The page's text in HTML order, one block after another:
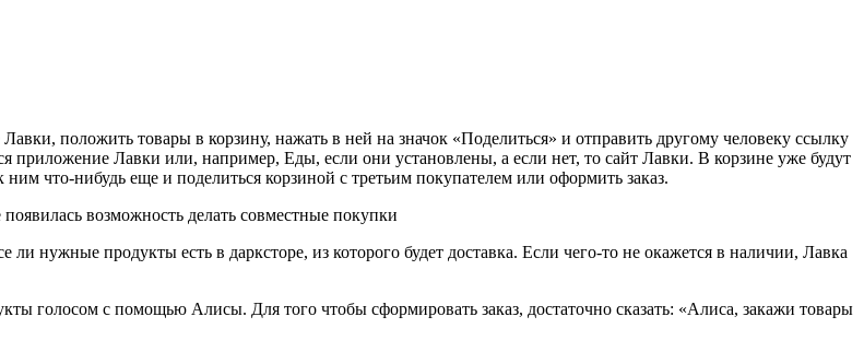
положить товары в корзину, нажать в ней на значок «Поделиться» и отправить другому человеку ссылку
приложение Лавки или, например, Еды, если они установлены, а если нет, то сайт Лавки. В корзине уже будут
что-нибудь еще и поделиться корзиной с третьим покупателем или оформить заказ.
нужные продукты есть в дарксторе, из которого будет доставка. Если чего-то не окажется в наличии, Лавка
голосом с помощью Алисы. Для того чтобы сформировать заказ, достаточно сказать: «Алиса, закажи товары